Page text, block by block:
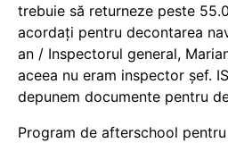
trebuie să returneze peste
acordați pentru decontarea
an / Inspectorul general,
aceea nu eram inspector șef.
depunem documente pentru
Program de afterschool